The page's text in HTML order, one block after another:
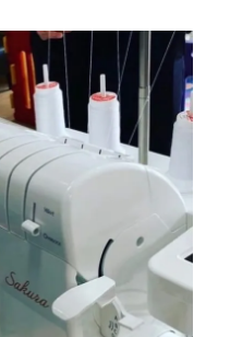
40
昭
和
ン
を